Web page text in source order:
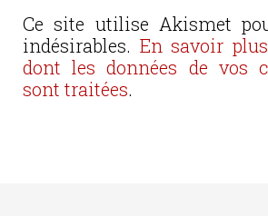
Ce site utilise Akismet
indésirables. En savoir
dont les données de vos
sont traitées.